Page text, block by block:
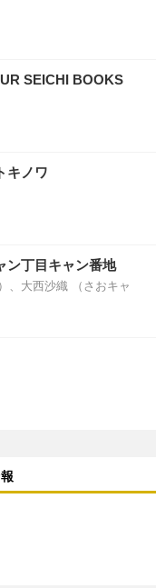
SEICHI BOOKS
キノワ
ン丁目キャン番地
、大西沙織 （さおキャ